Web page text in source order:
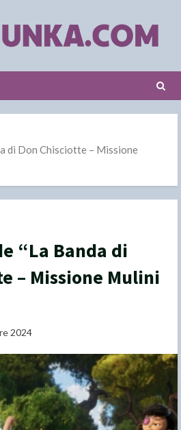
di Don Chisciotte – Missione
“La Banda di
– Missione Mulini
2024